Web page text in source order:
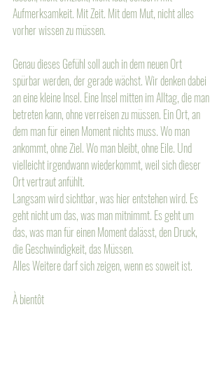
Aufmerksamkeit. Mit Zeit. Mit dem Mut, nicht alles
vorher wissen zu müssen.
Genau dieses Gefühl soll auch in dem neuen Ort
spürbar werden, der gerade wächst. Wir denken dabei
an eine kleine Insel. Eine Insel mitten im Alltag, die man
betreten kann, ohne verreisen zu müssen. Ein Ort, an
dem man für einen Moment nichts muss. Wo man
ankommt, ohne Ziel. Wo man bleibt, ohne Eile. Und
vielleicht irgendwann wiederkommt, weil sich dieser
Ort vertraut anfühlt.
Langsam wird sichtbar, was hier entstehen wird. Es
geht nicht um das, was man mitnimmt. Es geht um
das, was man für einen Moment dalässt, den Druck,
die Geschwindigkeit, das Müssen.
Alles Weitere darf sich zeigen, wenn es soweit ist.
À bientôt